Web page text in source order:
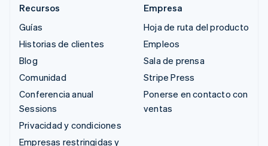
Recursos
Guías
Historias de clientes
Blog
Comunidad
Conferencia anual
Sessions
Privacidad y condiciones
Empresas restringidas y
Empresa
Hoja de ruta del producto
Empleos
Sala de prensa
Stripe Press
Ponerse en contacto con
ventas